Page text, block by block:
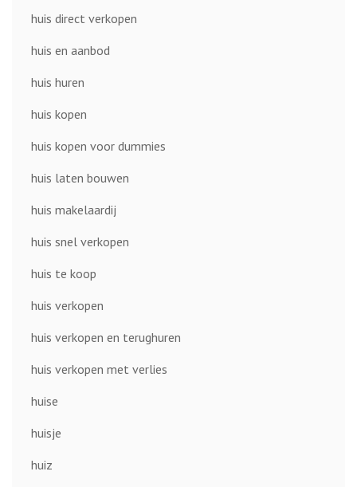
huis direct verkopen
huis en aanbod
huis huren
huis kopen
huis kopen voor dummies
huis laten bouwen
huis makelaardij
huis snel verkopen
huis te koop
huis verkopen
huis verkopen en terughuren
huis verkopen met verlies
huise
huisje
huiz